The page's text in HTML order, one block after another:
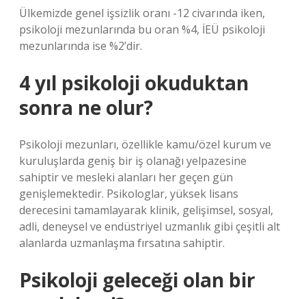
Ülkemizde genel işsizlik oranı -12 civarında iken,
psikoloji mezunlarında bu oran %4, İEÜ psikoloji
mezunlarında ise %2’dir.
4 yıl psikoloji okuduktan
sonra ne olur?
Psikoloji mezunları, özellikle kamu/özel kurum ve
kuruluşlarda geniş bir iş olanağı yelpazesine
sahiptir ve mesleki alanları her geçen gün
genişlemektedir. Psikologlar, yüksek lisans
derecesini tamamlayarak klinik, gelişimsel, sosyal,
adli, deneysel ve endüstriyel uzmanlık gibi çeşitli alt
alanlarda uzmanlaşma fırsatına sahiptir.
Psikoloji geleceği olan bir